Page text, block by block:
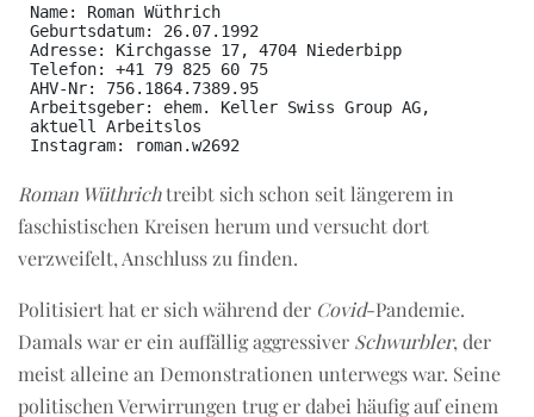
Name: Roman Wüthrich
Geburtsdatum: 26.07.1992
Adresse: Kirchgasse 17, 4704 Niederbipp
Telefon: +41 79 825 60 75
AHV-Nr: 756.1864.7389.95
Arbeitsgeber: ehem. Keller Swiss Group AG,
aktuell Arbeitslos
Roman Wüthrichtreibt sich schon seit längerem in
faschistischen Kreisen herum und versucht dort
verzweifelt, Anschluss zu finden.
Politisiert hat er sich während der Covid-Pandemie.
Damals war er ein auffällig aggressiver Schwurbler, der
meist alleine an Demonstrationen unterwegs war. Seine
politischen Verwirrungen trug er dabei häufig auf einem